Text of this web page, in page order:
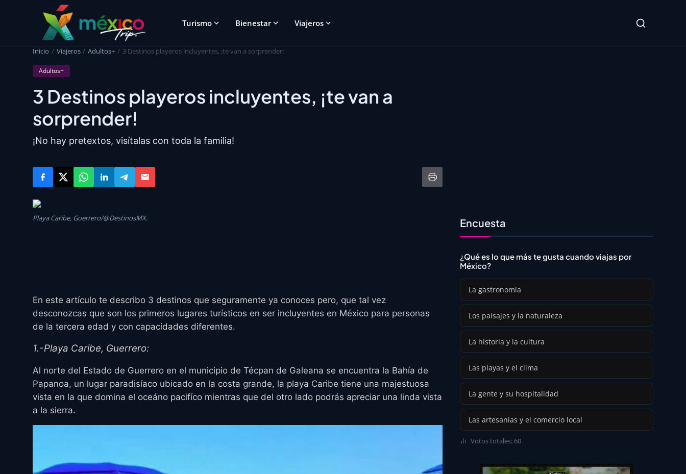
Turismo Bienestar Viajeros
Inicio Viajeros Adultos+ 3 Destinos playeros incluyentes, ¡te van a sorprender!
Adultos+
3 Destinos playeros incluyentes, ¡te van a
sorprender!
¡No hay pretextos, visítalas con toda la familia!
Playa Caribe, Guerrero/@DestinosMX.
En este artículo te describo 3 destinos que seguramente ya conoces pero, que tal vez
desconozcas que son los primeros lugares turísticos en ser incluyentes en México para personas
de la tercera edad y con capacidades diferentes.
1.-Playa Caribe, Guerrero:
Al norte del Estado de Guerrero en el municipio de Técpan de Galeana se encuentra la Bahía de
Papanoa, un lugar paradisíaco ubicado en la costa grande, la playa Caribe tiene una majestuosa
vista en la que domina el oceáno pacifíco mientras que del otro lado podrás apreciar una linda vista
a la sierra.
Encuesta
¿Qué es lo que más te gusta cuando viajas por
México?
La gastronomía
Los paisajes y la naturaleza
La historia y la cultura
Las playas y el clima
La gente y su hospitalidad
Las artesanías y el comercio local
Votos totales: 60